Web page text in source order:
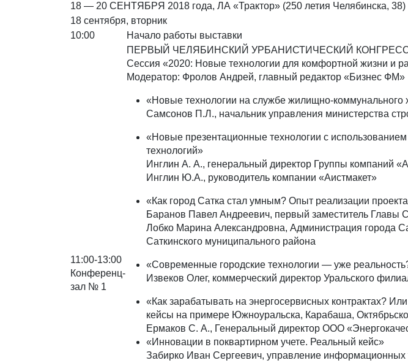
18 — 20 СЕНТЯБРЯ 2018 года, ЛА «Трактор» (250 летия Челябинска, 38)
18 сентября, вторник
10:00
Начало работы выставки
11:00-13:00
Конференц-
зал № 1
ПЕРВЫЙ ЧЕЛЯБИНСКИЙ УРБАНИСТИЧЕСКИЙ
Сессия «2020: Новые технологии для комфортной жизни и
Модератор: Фролов Андрей, главный редактор «Бизнес ФМ»
«Новые технологии на службе жилищно-коммунального
Самсонов П.Л., начальник управления министерства
«Новые презентационные технологии с
технологий»
Инглин А. А., генеральный директор Группы компаний
Инглин Ю.А., руководитель компании «Аистмакет»
«Как город Сатка стал умным? Опыт реализации
Баранов Павел Андреевич, первый заместитель Главы
Лобко Марина Александровна, Администрация города
Саткинского муниципального района
«Современные городские технологии — уже
Извеков Олег, коммерческий директор Уральского
«Как зарабатывать на энергосервисных контрактах?
кейсы на примере Южноуральска, Карабаша,
Ермаков С. А., Генеральный директор ООО
«Инновации в поквартирном учете. Реальный кейс»
Забирко Иван Сергеевич, управление